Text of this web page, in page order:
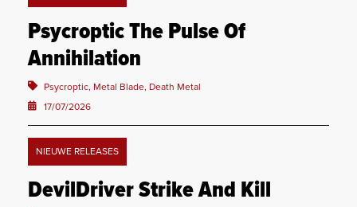
Psycroptic The Pulse Of
Annihilation
Psycroptic, Metal Blade, Death Metal
17/07/2026
NIEUWE RELEASES
DevilDriver Strike And Kill